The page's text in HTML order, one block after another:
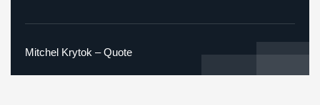
Mitchel Krytok – Quote